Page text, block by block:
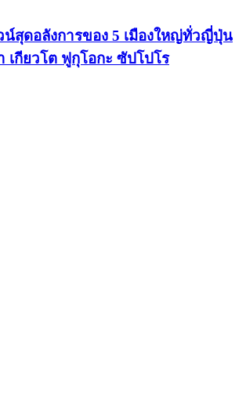
น์สุดอลังการของ 5 เมืองใหญ่ทั่วญี่ปุ่น
เกียวโต ฟูกุโอกะ ซัปโปโร